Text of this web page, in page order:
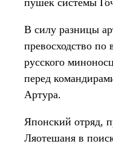
В силу разницы
превосходство
русского
перед
Артура.
Японский отряд,
Ляотешаня в